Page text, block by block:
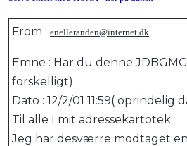
From : enelleranden@internet.dk
Emne : Har du denne
forskelligt)
Dato : 12/2/01 11:59( oprindelig
Til alle I mit adressekartotek:
Jeg har desværre modtaget en